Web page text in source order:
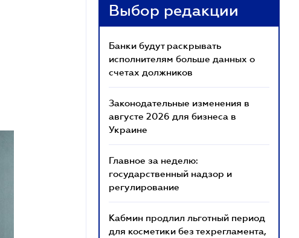
Выбор редакции
Банки будут раскрывать
исполнителям больше данных о
счетах должников
Законодательные изменения в
августе 2026 для бизнеса в
Украине
Главное за неделю:
государственный надзор и
регулирование
Кабмин продлил льготный период
для косметики без техрегламента,